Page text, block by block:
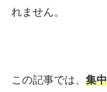
れません。
この記事では、 集